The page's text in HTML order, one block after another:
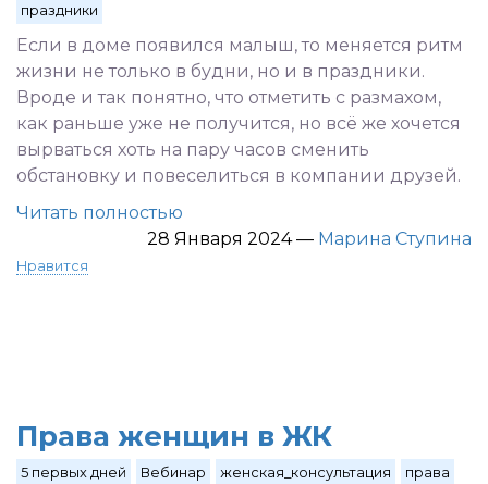
праздники
Если в доме появился малыш, то меняется ритм
жизни не только в будни, но и в праздники.
Вроде и так понятно, что отметить с размахом,
как раньше уже не получится, но всё же хочется
вырваться хоть на пару часов сменить
обстановку и повеселиться в компании друзей.
Читать полностью
28 Января 2024— Марина Ступина
Нравится
Права женщин в ЖК
5 первых дней Вебинар женская_консультация
права